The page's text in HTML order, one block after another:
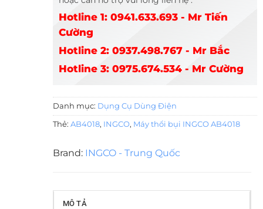
Hotline 1: 0941.633.693 - Mr Tiến
Cường
Hotline 2: 0937.498.767 - Mr Bắc
Hotline 3: 0975.674.534 - Mr Cường
Danh mục: Dụng Cụ Dùng Điện
Thẻ: AB4018, INGCO, Máy thổi bụi INGCO AB4018
Brand: INGCO - Trung Quốc
MÔ TẢ